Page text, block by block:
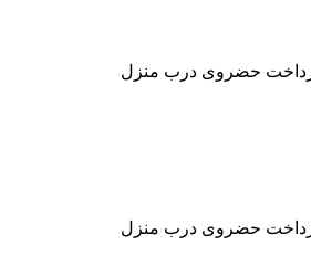
پرداخت حضروی درب منزل
پرداخت حضروی درب منزل